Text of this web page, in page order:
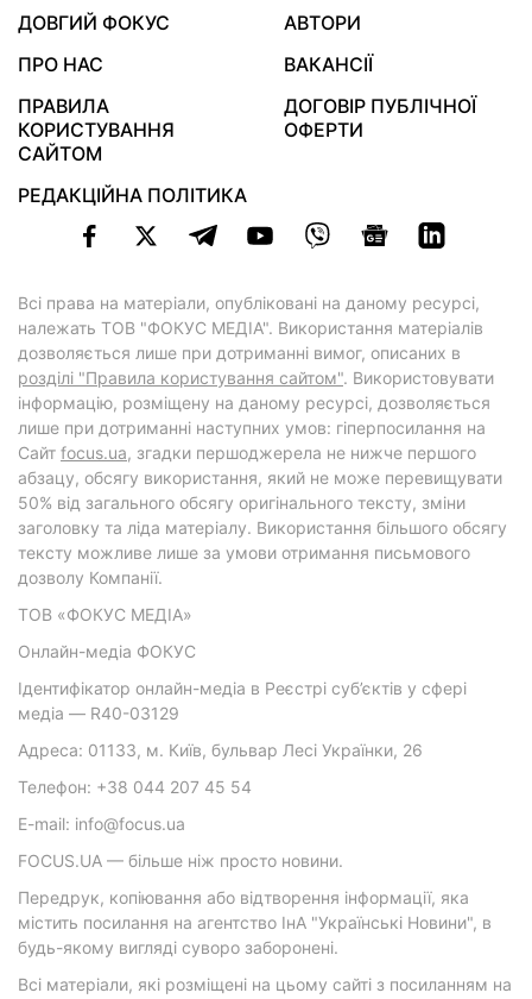
ДОВГИЙ ФОКУС
АВТОРИ
ПРО НАС
ВАКАНСІЇ
ПРАВИЛА
КОРИСТУВАННЯ
САЙТОМ
ДОГОВІР ПУБЛІЧНОЇ
ОФЕРТИ
РЕДАКЦІЙНА ПОЛІТИКА
Всі права на матеріали, опубліковані на даному ресурсі,
належать ТОВ "ФОКУС МЕДІА". Використання матеріалів
дозволяється лише при дотриманні вимог, описаних в
розділі "Правила користування сайтом". Використовувати
інформацію, розміщену на даному ресурсі, дозволяється
лише при дотриманні наступних умов: гіперпосилання на
Cайт focus.ua, згадки першоджерела не нижче першого
абзацу, обсягу використання, який не може перевищувати
50% від загального обсягу оригінального тексту, зміни
заголовку та ліда матеріалу. Використання більшого обсягу
тексту можливе лише за умови отримання письмового
дозволу Компанії.
ТОВ «ФОКУС МЕДІА»
Онлайн-медіа ФОКУС
Ідентифікатор онлайн-медіа в Реєстрі суб’єктів у сфері
медіа — R40-03129
Адреса: 01133, м. Київ, бульвар Лесі Українки, 26
Телефон: +38 044 207 45 54
E-mail: info@focus.ua
FOCUS.UA — більше ніж просто новини.
Передрук, копіювання або відтворення інформації, яка
містить посилання на агентство ІнА "Українські Новини", в
будь-якому вигляді суворо заборонені.
Всі матеріали, які розміщені на цьому сайті з посиланням на